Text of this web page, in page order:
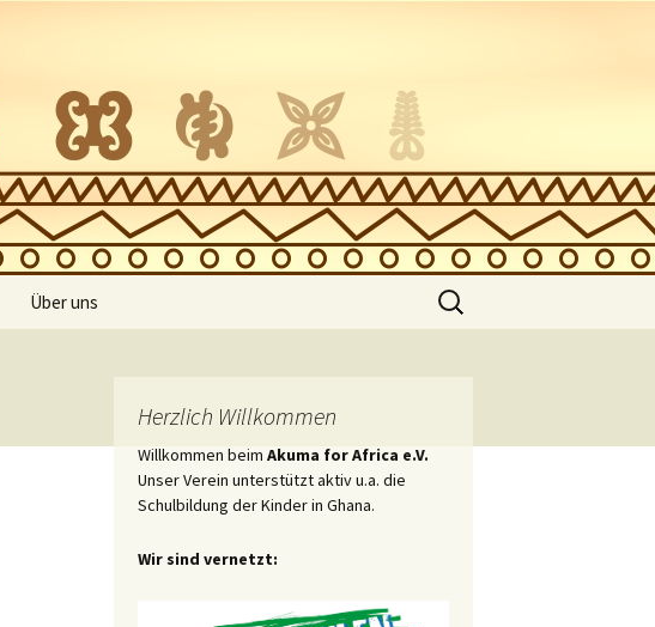
Über uns
Vereinssatzung
Suche
nach:
Herzlich Willkommen
Willkommen beim Akuma for Africa e.V.
Unser Verein unterstützt aktiv u.a. die
Schulbildung der Kinder in Ghana.
Wir sind vernetzt: